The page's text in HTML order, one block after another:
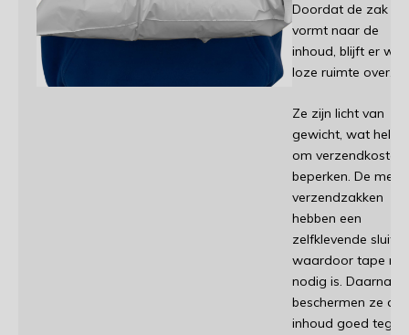
Doordat de zak
vormt naar de
inhoud, blijft er
loze ruimte over.
Ze zijn licht van
gewicht, wat helpt
om verzendkosten
beperken. De
verzendzakken
hebben een
zelfklevende
waardoor tape
nodig is.
beschermen ze de
inhoud goed tegen